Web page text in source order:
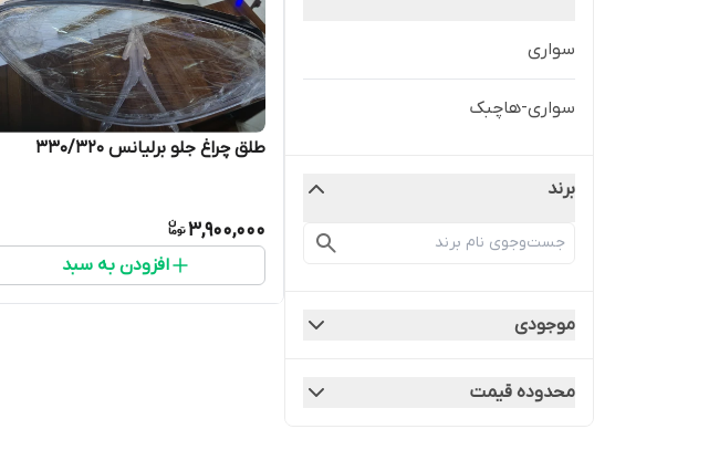
سواری
سواری-هاچبک
برند
موجودی
محدوده قیمت
طلق چراغ جلو برلیانس ۳۳۰/۳۲۰
3,900,000
افزودن به سبد